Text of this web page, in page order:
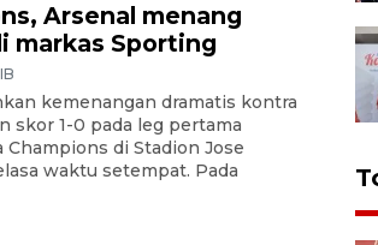
Arsenal menang
markas Sporting
kemenangan dramatis kontra
skor 1-0 pada leg pertama
di Stadion Jose
waktu setempat. Pada